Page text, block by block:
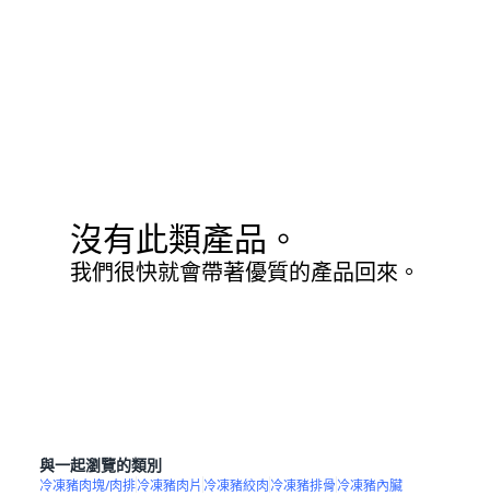
沒有此類產品。
我們很快就會帶著優質的產品回來。
與一起瀏覽的類別
冷凍豬肉塊/肉排冷凍豬肉片 冷凍豬絞肉冷凍豬排骨冷凍豬內臟